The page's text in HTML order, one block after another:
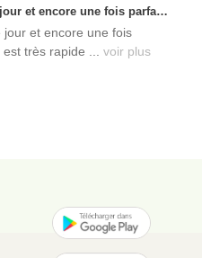
Nouvelle commande reçue ce jour et encore une fois parfaitement satisfaite, l'envoi est très rapide et les produits sont toujours conditionnés de manière personnalisés. L'avantage de commander auprès de créateurs indépendants.
jour et encore une fois
très rapide ... voir plus